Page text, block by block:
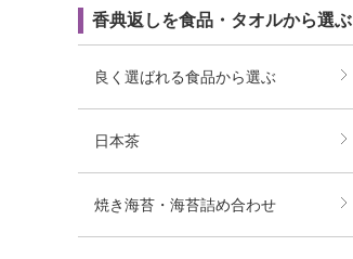
香典返しを食品・タオルから選ぶ
良く選ばれる食品から選ぶ
日本茶
焼き海苔・海苔詰め合わせ